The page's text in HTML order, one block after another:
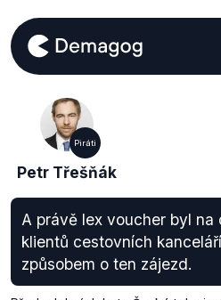
Piráti
Petr Třešňák
A právě lex voucher byl
klientů cestovních
způsobem o ten zájezd.